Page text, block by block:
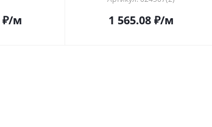
₽/м 1 565.08 ₽/м